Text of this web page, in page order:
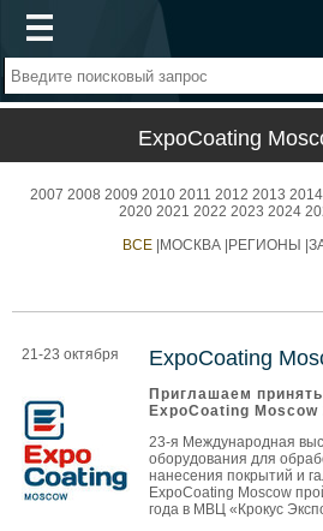
ExpoCoating
2007 2008 2009 2010 2011 2012 2013 2014
2020 2021 2022 2023 2024
ВСЕ МОСКВА РЕГИОНЫ
21-23 октября ExpoCoating
Приглашаем
ExpoCoating Moscow
23-я Международная
оборудования для
нанесения покрытий и
ExpoCoating Moscow
года в МВЦ «Крокус